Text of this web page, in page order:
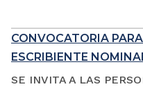
CONVOCATORIA
ESCRIBIENTE
SE INVITA A LAS